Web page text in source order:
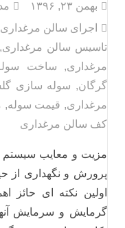
بهمن ۲۳, ۱۳۹۶
اجرای سالن مرغداری
تاسیس سالن مرغداری,
مرغداری, ساخت
گرگان, سوله سازی
مرغداری, قیمت سوله,
کف سالن مرغداری
مزیت و معایب سیستم
پرورش و نگهداری از
اولین نکته ای حائز
گرمایش و سرمایش